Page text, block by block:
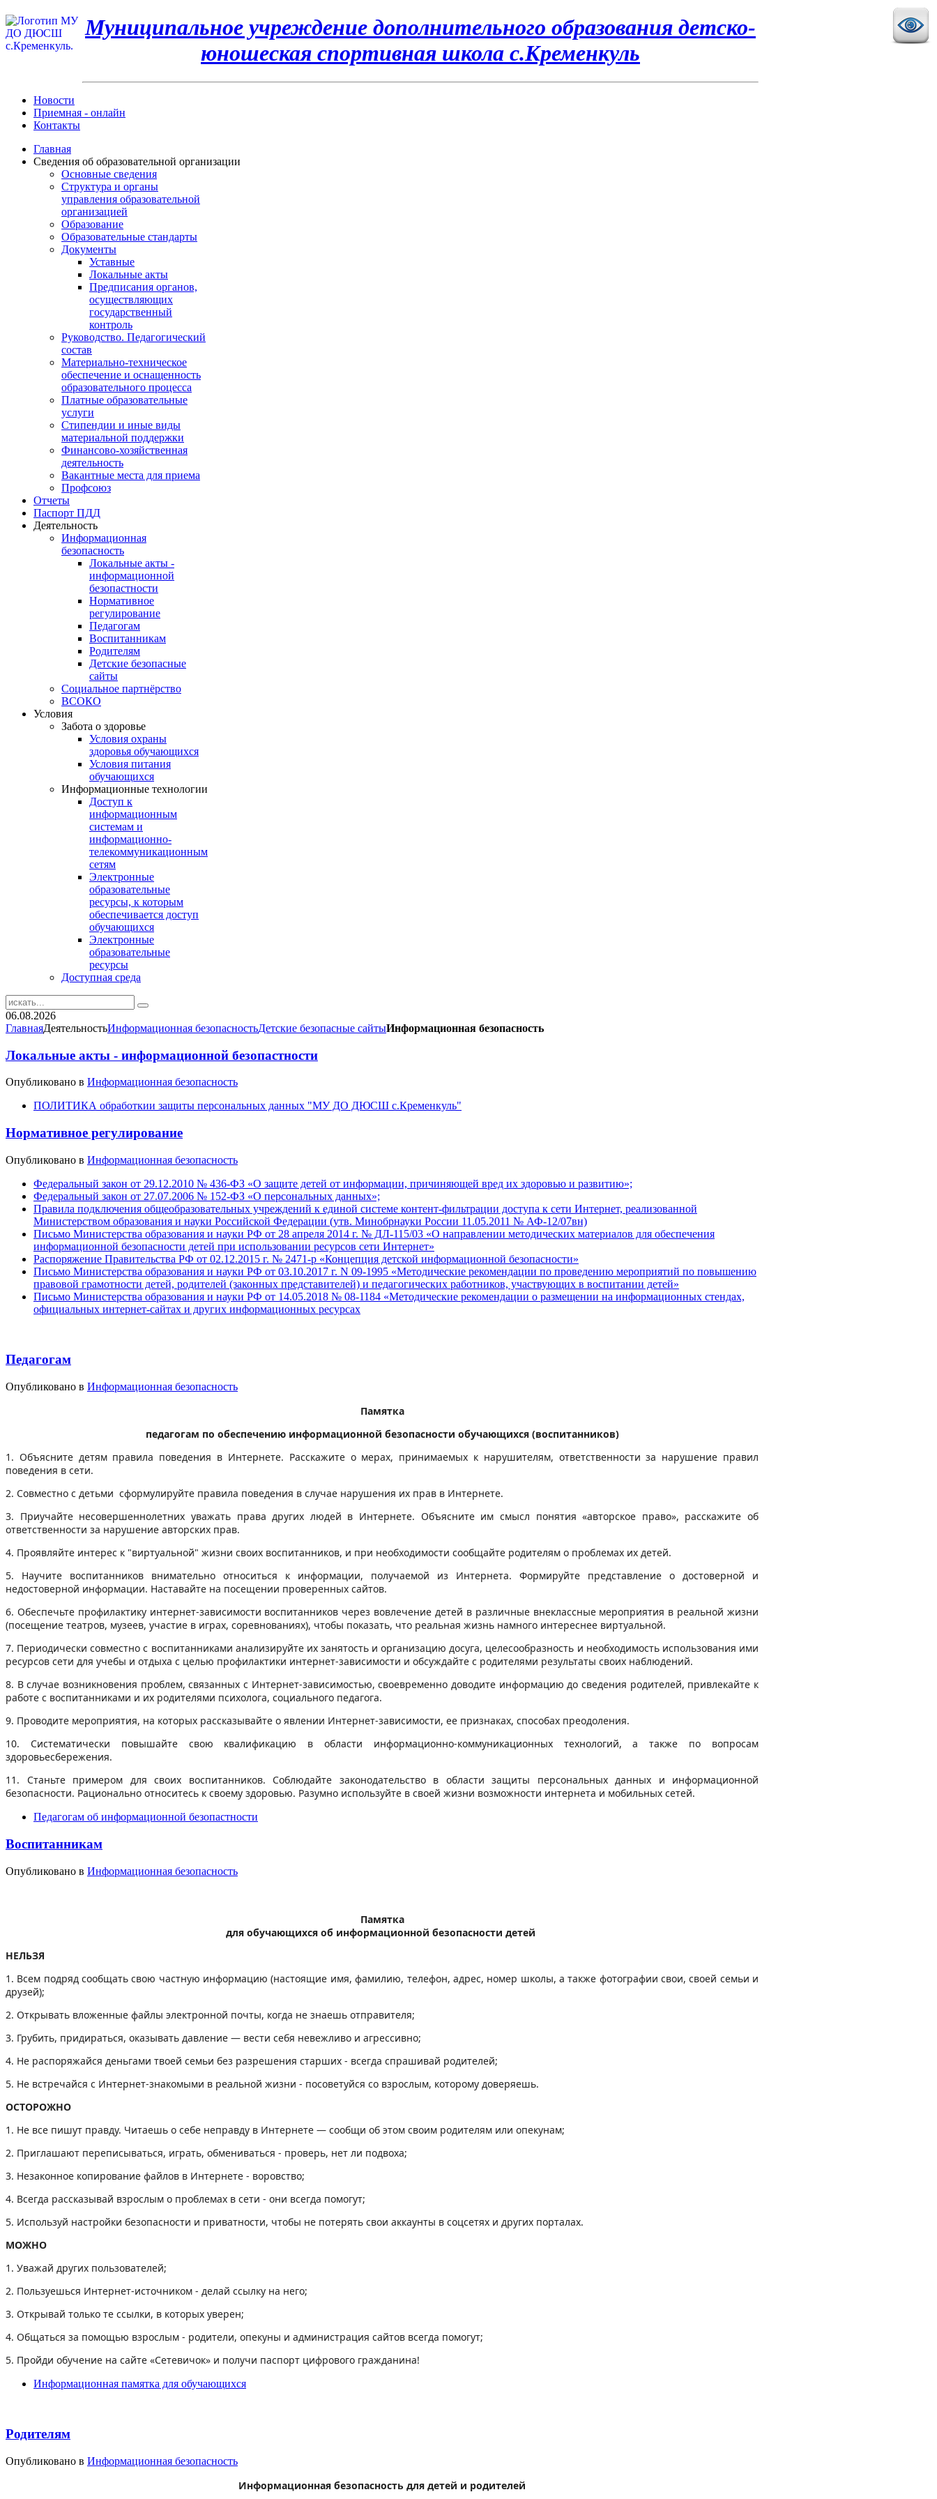
Муниципальное учреждение дополнительного образования детско-
юношеская спортивная школа с.Кременкуль
Новости
Приемная - онлайн
Контакты
Главная
Сведения об образовательной организации
Основные сведения
Структура и органы
управления образовательной
организацией
Образование
Образовательные стандарты
Документы
Уставные
Локальные акты
Предписания органов,
осуществляющих
государственный
контроль
Руководство. Педагогический
состав
Материально-техническое
обеспечение и оснащенность
образовательного процесса
Платные образовательные
услуги
Стипендии и иные виды
материальной поддержки
Финансово-хозяйственная
деятельность
Вакантные места для приема
Профсоюз
Отчеты
Паспорт ПДД
Деятельность
Информационная
безопасность
Локальные акты -
информационной
безопастности
Нормативное
регулирование
Педагогам
Воспитанникам
Родителям
Детские безопасные
сайты
Социальное партнёрство
ВСОКО
Условия
Забота о здоровье
Условия охраны
здоровья обучающихся
Условия питания
обучающихся
Информационные технологии
Доступ к
информационным
системам и
информационно-
телекоммуникационным
сетям
Электронные
образовательные
ресурсы, к которым
обеспечивается доступ
обучающихся
Электронные
образовательные
ресурсы
Доступная среда
06.08.2026
ГлавнаяДеятельностьИнформационная безопасностьДетские безопасные сайтыИнформационная безопасность
Локальные акты - информационной безопастности
Опубликовано в Информационная безопасность
ПОЛИТИКА обработкии защиты персональных данных "МУ ДО ДЮСШ с.Кременкуль"
Нормативное регулирование
Опубликовано в Информационная безопасность
Федеральный закон от 29.12.2010 № 436-ФЗ «О защите детей от информации, причиняющей вред их здоровью и развитию»;
Федеральный закон от 27.07.2006 № 152-ФЗ «О персональных данных»;
Правила подключения общеобразовательных учреждений к единой системе контент-фильтрации доступа к сети Интернет, реализованной
Министерством образования и науки Российской Федерации (утв. Минобрнауки России 11.05.2011 № АФ-12/07вн)
Письмо Министерства образования и науки РФ от 28 апреля 2014 г. № ДЛ-115/03 «О направлении методических материалов для обеспечения
информационной безопасности детей при использовании ресурсов сети Интернет»
Распоряжение Правительства РФ от 02.12.2015 г. № 2471-р «Концепция детской информационной безопасности»
Письмо Министерства образования и науки РФ от 03.10.2017 г. N 09-1995 «Методические рекомендации по проведению мероприятий по повышению
правовой грамотности детей, родителей (законных представителей) и педагогических работников, участвующих в воспитании детей»
Письмо Министерства образования и науки РФ от 14.05.2018 № 08-1184 «Методические рекомендации о размещении на информационных стендах,
официальных интернет-сайтах и других информационных ресурсах
Педагогам
Опубликовано в Информационная безопасность
Памятка
педагогам по обеспечению информационной безопасности обучающихся (воспитанников)
1. Объясните детям правила поведения в Интернете. Расскажите о мерах, принимаемых к нарушителям, ответственности за нарушение правил
поведения в сети.
2. Совместно с детьми сформулируйте правила поведения в случае нарушения их прав в Интернете.
3. Приучайте несовершеннолетних уважать права других людей в Интернете. Объясните им смысл понятия «авторское право», расскажите об
ответственности за нарушение авторских прав.
4. Проявляйте интерес к "виртуальной" жизни своих воспитанников, и при необходимости сообщайте родителям о проблемах их детей.
5. Научите воспитанников внимательно относиться к информации, получаемой из Интернета. Формируйте представление о достоверной и
недостоверной информации. Наставайте на посещении проверенных сайтов.
6. Обеспечьте профилактику интернет-зависимости воспитанников через вовлечение детей в различные внеклассные мероприятия в реальной жизни
(посещение театров, музеев, участие в играх, соревнованиях), чтобы показать, что реальная жизнь намного интереснее виртуальной.
7. Периодически совместно с воспитанниками анализируйте их занятость и организацию досуга, целесообразность и необходимость использования ими
ресурсов сети для учебы и отдыха с целью профилактики интернет-зависимости и обсуждайте с родителями результаты своих наблюдений.
8. В случае возникновения проблем, связанных с Интернет-зависимостью, своевременно доводите информацию до сведения родителей, привлекайте к
работе с воспитанниками и их родителями психолога, социального педагога.
9. Проводите мероприятия, на которых рассказывайте о явлении Интернет-зависимости, ее признаках, способах преодоления.
10. Систематически повышайте свою квалификацию в области информационно-коммуникационных технологий, а также по вопросам
здоровьесбережения.
11. Станьте примером для своих воспитанников. Соблюдайте законодательство в области защиты персональных данных и информационной
безопасности. Рационально относитесь к своему здоровью. Разумно используйте в своей жизни возможности интернета и мобильных сетей.
Педагогам об информационной безопастности
Воспитанникам
Опубликовано в Информационная безопасность
Памятка
для обучающихся об информационной безопасности детей
НЕЛЬЗЯ
1. Всем подряд сообщать свою частную информацию (настоящие имя, фамилию, телефон, адрес, номер школы, а также фотографии свои, своей семьи и
друзей);
2. Открывать вложенные файлы электронной почты, когда не знаешь отправителя;
3. Грубить, придираться, оказывать давление — вести себя невежливо и агрессивно;
4. Не распоряжайся деньгами твоей семьи без разрешения старших - всегда спрашивай родителей;
5. Не встречайся с Интернет-знакомыми в реальной жизни - посоветуйся со взрослым, которому доверяешь.
ОСТОРОЖНО
1. Не все пишут правду. Читаешь о себе неправду в Интернете — сообщи об этом своим родителям или опекунам;
2. Приглашают переписываться, играть, обмениваться - проверь, нет ли подвоха;
3. Незаконное копирование файлов в Интернете - воровство;
4. Всегда рассказывай взрослым о проблемах в сети - они всегда помогут;
5. Используй настройки безопасности и приватности, чтобы не потерять свои аккаунты в соцсетях и других порталах.
МОЖНО
1. Уважай других пользователей;
2. Пользуешься Интернет-источником - делай ссылку на него;
3. Открывай только те ссылки, в которых уверен;
4. Общаться за помощью взрослым - родители, опекуны и администрация сайтов всегда помогут;
5. Пройди обучение на сайте «Сетевичок» и получи паспорт цифрового гражданина!
Информационная памятка для обучающихся
Родителям
Опубликовано в Информационная безопасность
Информационная безопасность для детей и родителей